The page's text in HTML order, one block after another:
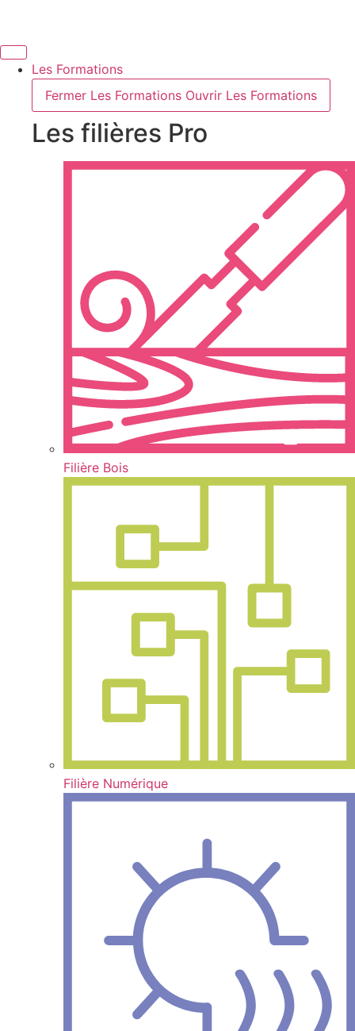
contenu
Les Formations
Fermer Les Formations Ouvrir Les Formations
Les filières Pro
Filière Bois
Filière Numérique